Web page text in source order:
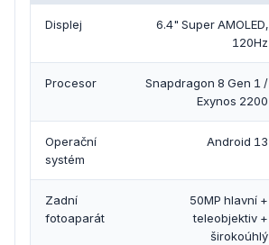
Displej
6.4" Super AMOLED,
120Hz
Procesor
Snapdragon 8 Gen 1 /
Exynos 2200
Operační
systém
Android 13
Zadní
fotoaparát
50MP hlavní +
teleobjektiv +
širokoúhlý